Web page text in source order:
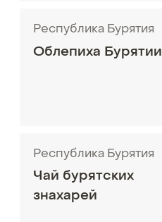
Облепиха Бурятии
Республика Бурятия
Чай бурятских
знахарей
Республика Бурятия